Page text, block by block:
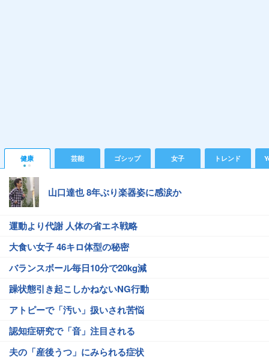
健康 芸能 ゴシップ 女子 トレンド
山口達也 8年ぶり楽器姿に感涙か
運動より代謝 人体の省エネ戦略
大食い女子 46キロ体型の秘密
バランスボール毎日10分で20kg減
躁状態引き起こしかねないNG行動
アトピーで「汚い」扱いされ苦悩
認知症研究で「音」注目される
夫の「産後うつ」にみられる症状